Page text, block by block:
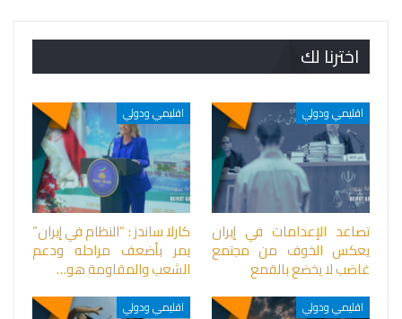
اخترنا لك
اقليمي ودولي
تصاعد الإعدامات في إيران
يعكس الخوف من مجتمع
غاضب لا يخضع بالقمع
اقليمي ودولي
كارلا ساندز : “النظام في إيران”
يمر بأضعف مراحله ودعم
الشعب والمقاومة هو…
اقليمي ودولي اقليمي ودولي